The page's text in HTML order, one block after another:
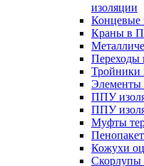
изоляции
Концевые
Краны в
Переходы
Элементы
ППУ
ППУ
Муфты
Кожухи